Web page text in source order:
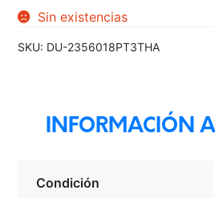
Sin existencias
SKU: DU-2356018PT3THA
INFORMACIÓN
Condición